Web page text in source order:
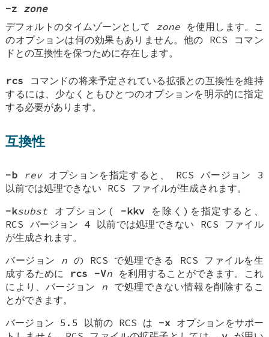
-z zone
デフォルトのタイムゾーンとして zone を使用します。こ
のオプションは何の効果もありません。他の RCS コマン
ドとの互換性を保つために存在します。
rcs コマンドの将来予定されている拡張との互換性を維持
するには、少なくともひとつのオプションを明示的に指定
する必要があります。
互換性
-b revオプションを指定すると、 RCS バージョン 3
以前では処理できない RCS ファイルが生成されます。
-ksubstオプション( -kkvを除く)を指定すると、
RCS バージョン 4 以前では処理できない RCS ファイル
が生成されます。
バージョン n の RCS で処理できる RCS ファイルを生
成するために rcs -Vnを利用することができます。これ
により、バージョン n で処理できない情報を削除するこ
とができます。
バージョン 5.5 以前の RCS は -x オプションをサポー